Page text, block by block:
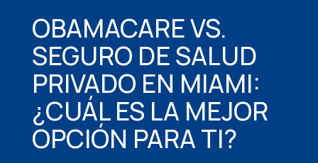
OBAMACARE VS.
SEGURO DE SALUD
PRIVADO EN MIAMI:
¿CUÁL ES LA MEJOR
OPCIÓN PARA TI?